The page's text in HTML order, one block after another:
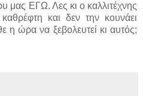
μας ΕΓΩ. Λες κι ο καλλιτέχνης
και δεν την κουνάει
ώρα να ξεβολευτεί κι αυτός;